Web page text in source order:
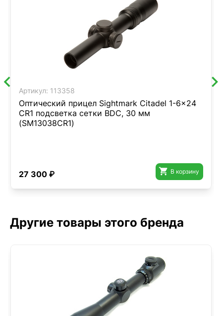
Артикул: 113358
Оптический прицел Sightmark Citadel 1-6x24
CR1 подсветка сетки BDC, 30 мм
(SM13038CR1)
27 300 ₽  В корзину
Другие товары этого бренда